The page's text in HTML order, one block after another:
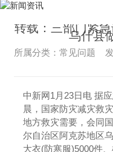
转载：三部门
乌什县
所属分类：常见问题
中新网1月23日电 据应
晨，国家防灾减灾救
地方救灾需要，会
尔自治区阿克苏地区乌
大衣(防寒服)5000件